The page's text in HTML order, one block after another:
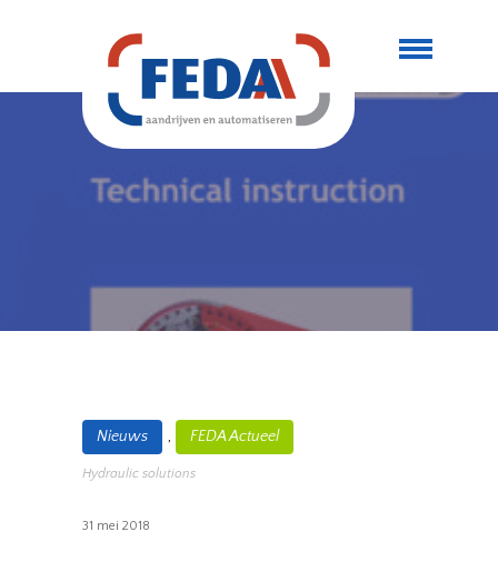
Nieuws , FEDA Actueel
Hydraulic solutions
31 mei 2018